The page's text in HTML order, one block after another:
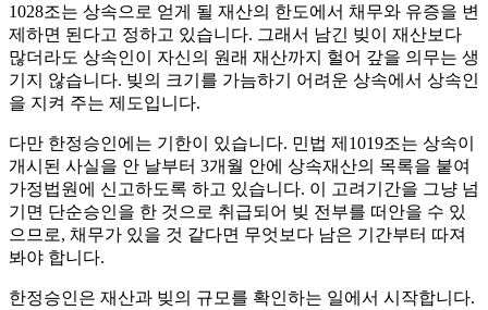
1028조는 상속으로 얻게 될 재산의 한도에서 채무와 유증을 변
제하면 된다고 정하고 있습니다. 그래서 남긴 빚이 재산보다
많더라도 상속인이 자신의 원래 재산까지 헐어 갚을 의무는 생
기지 않습니다. 빚의 크기를 가늠하기 어려운 상속에서 상속인
을 지켜 주는 제도입니다.
다만 한정승인에는 기한이 있습니다. 민법 제1019조는 상속이
개시된 사실을 안 날부터 3개월 안에 상속재산의 목록을 붙여
가정법원에 신고하도록 하고 있습니다. 이 고려기간을 그냥 넘
기면 단순승인을 한 것으로 취급되어 빚 전부를 떠안을 수 있
으므로, 채무가 있을 것 같다면 무엇보다 남은 기간부터 따져
봐야 합니다.
한정승인은 재산과 빚의 규모를 확인하는 일에서 시작합니다.